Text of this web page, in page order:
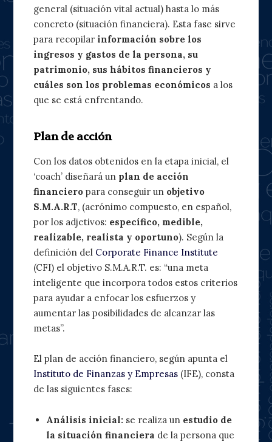
general (situación vital actual) hasta lo más
concreto (situación financiera). Esta fase sirve
para recopilar información sobre los
ingresos y gastos de la persona, su
patrimonio, sus hábitos financieros y
cuáles son los problemas económicos a los
que se está enfrentando.
Plan de acción
Con los datos obtenidos en la etapa inicial, el
‘coach’ diseñará un plan de acción
financiero para conseguir un objetivo
S.M.A.R.T, (acrónimo compuesto, en español,
por los adjetivos: específico, medible,
realizable, realista y oportuno). Según la
definición del Corporate Finance Institute
(CFI) el objetivo S.M.A.R.T. es: “una meta
inteligente que incorpora todos estos criterios
para ayudar a enfocar los esfuerzos y
aumentar las posibilidades de alcanzar las
metas”.
El plan de acción financiero, según apunta el
Instituto de Finanzas y Empresas (IFE), consta
de las siguientes fases:
Análisis inicial: se realiza un estudio de
la situación financiera de la persona que